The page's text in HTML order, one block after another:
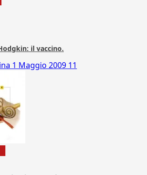
il vaccino.
1 Maggio 2009 11